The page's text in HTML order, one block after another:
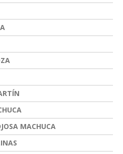
MACHUCA